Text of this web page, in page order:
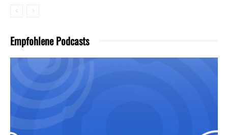
Empfohlene Podcasts